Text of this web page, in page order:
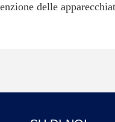
delle